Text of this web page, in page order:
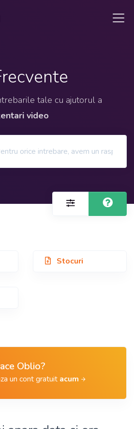
tale cu ajutorul a
video
Stocuri
Oblio?
un cont gratuit acum